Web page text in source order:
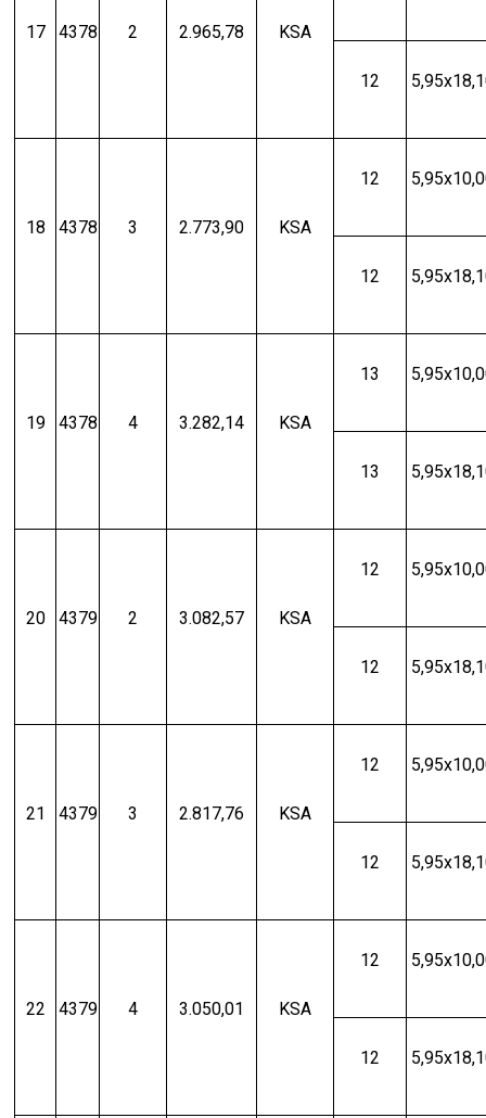
17 4378 2 2.965,78 KSA
12
18 4378 3 2.773,90 KSA
12
12
19 4378 4 3.282,14 KSA
13
13
20 4379 2 3.082,57 KSA
12
12
21 4379 3 2.817,76 KSA
12
12
22 4379 4 3.050,01 KSA
12
12